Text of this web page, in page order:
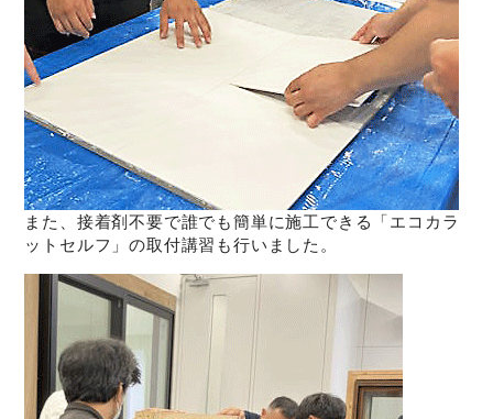
また、接着剤不要で誰でも簡単に施工できる「エコカラ
ットセルフ」の取付講習も行いました。